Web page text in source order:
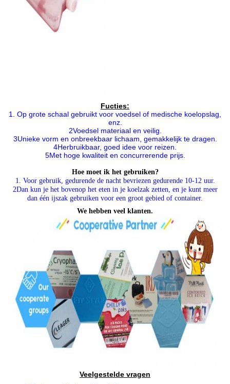
Fucties:
1. Op grote schaal gebruikt voor voedsel of medische koelopslag,
enz.
2Voedsel materiaal en veilig.
3Unieke vorm en onbreekbaar lichaam, gemakkelijk te dragen.
4Herbruikbaar, goed idee voor reizen.
5Met hoge kwaliteit en concurrerende prijs.
Hoe moet ik het gebruiken?
1. Voor gebruik, gedurende de nacht bevriezen gedurende 10-12 uur.
2Dan kun je het bovenop het eten in je koelzak zetten, en je kunt meer
dan één ijszak gebruiken voor een groot gebied of container.
We hebben veel klanten.
Veelgestelde vragen